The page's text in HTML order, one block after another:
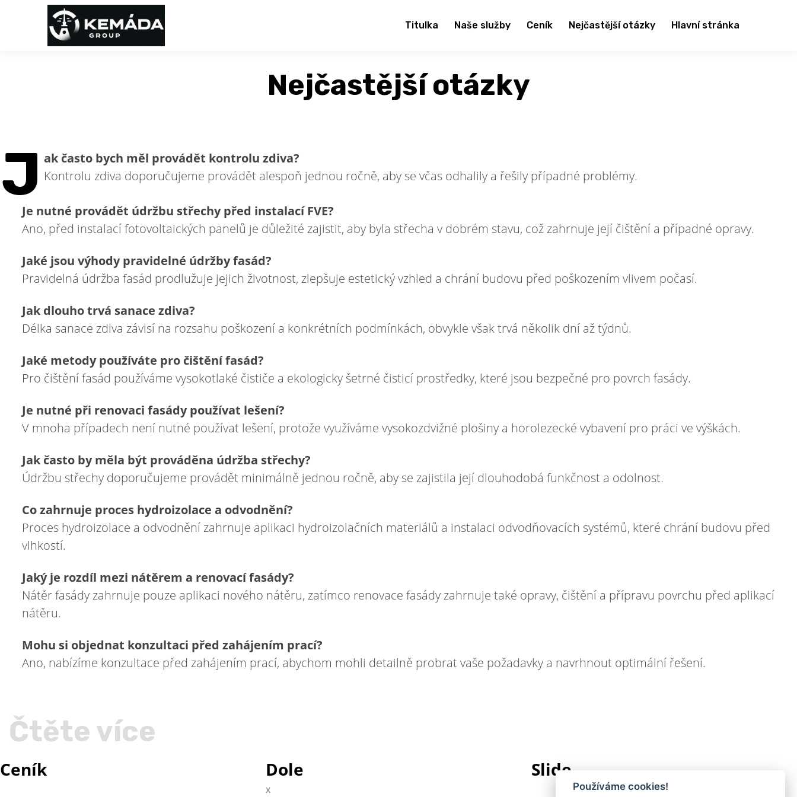
Titulka Naše služby Ceník Nejčastější otázky Hlavní stránka
Nejčastější otázky
J ak často bych měl provádět kontrolu zdiva?
Kontrolu zdiva doporučujeme provádět alespoň jednou ročně, aby se včas odhalily a řešily případné problémy.
Je nutné provádět údržbu střechy před instalací FVE?
Ano, před instalací fotovoltaických panelů je důležité zajistit, aby byla střecha v dobrém stavu, což zahrnuje její čištění a případné opravy.
Jaké jsou výhody pravidelné údržby fasád?
Pravidelná údržba fasád prodlužuje jejich životnost, zlepšuje estetický vzhled a chrání budovu před poškozením vlivem počasí.
Jak dlouho trvá sanace zdiva?
Délka sanace zdiva závisí na rozsahu poškození a konkrétních podmínkách, obvykle však trvá několik dní až týdnů.
Jaké metody používáte pro čištění fasád?
Pro čištění fasád používáme vysokotlaké čističe a ekologicky šetrné čisticí prostředky, které jsou bezpečné pro povrch fasády.
Je nutné při renovaci fasády používat lešení?
V mnoha případech není nutné používat lešení, protože využíváme vysokozdvižné plošiny a horolezecké vybavení pro práci ve výškách.
Jak často by měla být prováděna údržba střechy?
Údržbu střechy doporučujeme provádět minimálně jednou ročně, aby se zajistila její dlouhodobá funkčnost a odolnost.
Co zahrnuje proces hydroizolace a odvodnění?
Proces hydroizolace a odvodnění zahrnuje aplikaci hydroizolačních materiálů a instalaci odvodňovacích systémů, které chrání budovu před
vlhkostí.
Jaký je rozdíl mezi nátěrem a renovací fasády?
Nátěr fasády zahrnuje pouze aplikaci nového nátěru, zatímco renovace fasády zahrnuje také opravy, čištění a přípravu povrchu před aplikací
nátěru.
Mohu si objednat konzultaci před zahájením prací?
Ano, nabízíme konzultace před zahájením prací, abychom mohli detailně probrat vaše požadavky a navrhnout optimální řešení.
Čtěte více
Ceník Dole
x
Slide
Používáme cookies!